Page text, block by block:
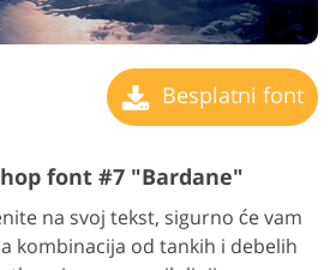
Besplatni font
font #7 "Bardane"
na svoj tekst, sigurno će vam
kombinacija od tankih i debelih